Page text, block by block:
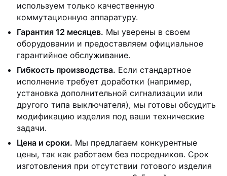
используем только качественную
коммутационную аппаратуру.
Гарантия 12 месяцев. Мы уверены в своем
оборудовании и предоставляем официальное
гарантийное обслуживание.
Гибкость производства. Если стандартное
исполнение требует доработки (например,
установка дополнительной сигнализации или
другого типа выключателя), мы готовы обсудить
модификацию изделия под ваши технические
задачи.
Цена и сроки. Мы предлагаем конкурентные
цены, так как работаем без посредников. Срок
изготовления при отсутствии готового изделия